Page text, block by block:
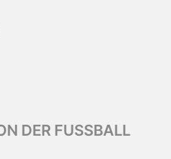
DER FUSSBALL J